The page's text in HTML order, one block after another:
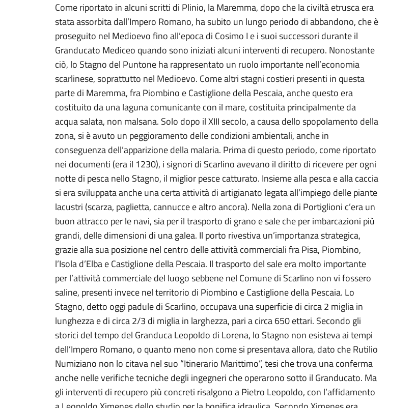
Come riportato in alcuni scritti di Plinio, la Maremma, dopo che la civiltà etrusca era
stata assorbita dall’Impero Romano, ha subito un lungo periodo di abbandono, che è
proseguito nel Medioevo fino all’epoca di Cosimo I e i suoi successori durante il
Granducato Mediceo quando sono iniziati alcuni interventi di recupero. Nonostante
ciò, lo Stagno del Puntone ha rappresentato un ruolo importante nell’economia
scarlinese, soprattutto nel Medioevo. Come altri stagni costieri presenti in questa
parte di Maremma, fra Piombino e Castiglione della Pescaia, anche questo era
costituito da una laguna comunicante con il mare, costituita principalmente da
acqua salata, non malsana. Solo dopo il XIII secolo, a causa dello spopolamento della
zona, si è avuto un peggioramento delle condizioni ambientali, anche in
conseguenza dell’apparizione della malaria. Prima di questo periodo, come riportato
nei documenti (era il 1230), i signori di Scarlino avevano il diritto di ricevere per ogni
notte di pesca nello Stagno, il miglior pesce catturato. Insieme alla pesca e alla caccia
si era sviluppata anche una certa attività di artigianato legata all’impiego delle piante
lacustri (scarza, paglietta, cannucce e altro ancora). Nella zona di Portiglioni c’era un
buon attracco per le navi, sia per il trasporto di grano e sale che per imbarcazioni più
grandi, delle dimensioni di una galea. Il porto rivestiva un’importanza strategica,
grazie alla sua posizione nel centro delle attività commerciali fra Pisa, Piombino,
l’Isola d’Elba e Castiglione della Pescaia. Il trasporto del sale era molto importante
per l’attività commerciale del luogo sebbene nel Comune di Scarlino non vi fossero
saline, presenti invece nel territorio di Piombino e Castiglione della Pescaia. Lo
Stagno, detto oggi padule di Scarlino, occupava una superficie di circa 2 miglia in
lunghezza e di circa 2/3 di miglia in larghezza, pari a circa 650 ettari. Secondo gli
storici del tempo del Granduca Leopoldo di Lorena, lo Stagno non esisteva ai tempi
dell’Impero Romano, o quanto meno non come si presentava allora, dato che Rutilio
Numiziano non lo citava nel suo “Itinerario Marittimo”, tesi che trova una conferma
anche nelle verifiche tecniche degli ingegneri che operarono sotto il Granducato. Ma
gli interventi di recupero più concreti risalgono a Pietro Leopoldo, con l’affidamento